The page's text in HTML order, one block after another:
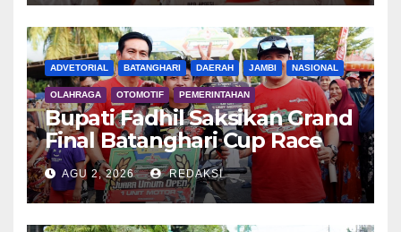
ADVETORIAL BATANGHARI DAERAH JAMBI NASIONAL
OLAHRAGA OTOMOTIF PEMERINTAHAN
Bupati Fadhil Saksikan Grand
Final Batanghari Cup Race
2026
AGU 2, 2026 REDAKSI